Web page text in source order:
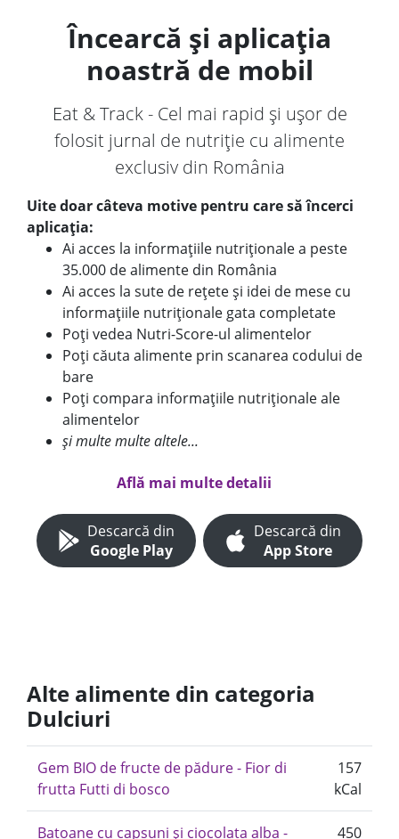
Încearcă și aplicația
noastră de mobil
Eat & Track - Cel mai rapid și ușor de
folosit jurnal de nutriție cu alimente
exclusiv din România
Uite doar câteva motive pentru care să încerci
aplicația:
Ai acces la informațiile nutriționale a peste
35.000 de alimente din România
Ai acces la sute de rețete și idei de mese cu
informațiile nutriționale gata completate
Poți vedea Nutri-Score-ul alimentelor
Poți căuta alimente prin scanarea codului de
bare
Poți compara informațiile nutriționale ale
alimentelor
și multe multe altele...
Află mai multe detalii
Descarcă din
Google Play
Descarcă din
App Store
Alte alimente din categoria
Dulciuri
Gem BIO de fructe de pădure - Fior di
frutta Futti di bosco
157
kCal
Batoane cu capsuni și ciocolata alba - 450